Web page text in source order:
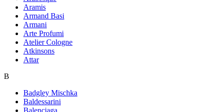
Aramis
Armand Basi
Armani
Arte Profumi
Atelier Cologne
Atkinsons
Attar
B
Badgley Mischka
Baldessarini
Balenciaga